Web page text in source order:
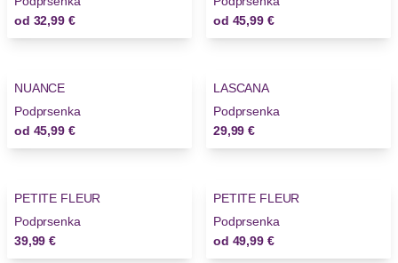
od 32,99 €
od 45,99 €
NUANCE
Podprsenka
od 45,99 €
LASCANA
Podprsenka
29,99 €
PETITE FLEUR
Podprsenka
39,99 €
PETITE FLEUR
Podprsenka
od 49,99 €